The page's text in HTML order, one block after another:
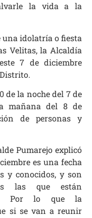
la vida a la
una idolatría o fiesta
Velitas, la Alcaldía
7 de diciembre
de la noche del 7 de
mañana del 8 de
de personas y
Pumarejo explicó
es una fecha
y conocidos, y son
las que están
Por lo que la
si se van a reunir